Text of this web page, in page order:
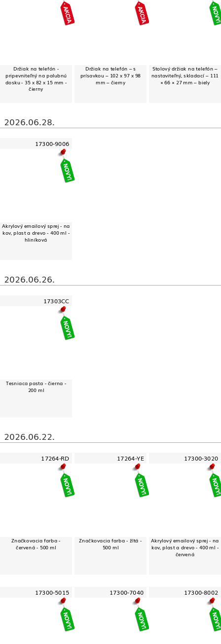
Držiak na telefón -
pripevniteľný na palubnú
dosku - 35 x 82 x 15 mm -
čierny
Držiak na telefón – s
prísavkou – 102 x 97 x 98
mm – čierny
Stolový držiak na telefón –
nastaviteľný, skladací – 111
× 66 × 27 mm – biely
2026.06.28.
17300-9006
Akrylový emailový sprej - na
kov, plast a drevo - 400 ml -
hliníková
2026.06.26.
17303CC
Tesniaca pasta - čierna -
200 ml
2026.06.22.
17264-RD
Značkovacia farba -
červená - 500 ml
17264-YE
Značkovacia farba - žltá -
500 ml
17300-3020
Akrylový emailový sprej - na
kov, plast a drevo - 400 ml -
červená
17300-5015 17300-7040 17300-8002